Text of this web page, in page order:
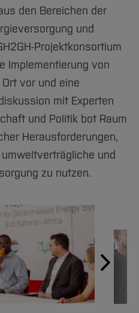
den Bereichen der
und
Projektkonsortium
Implementierung von
vor und eine
mit Experten
und Politik bot Raum
Herausforderungen,
und
zu nutzen.